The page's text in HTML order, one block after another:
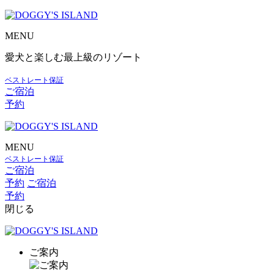
MENU
愛犬と楽しむ最上級のリゾート
ベストレート保証
ご宿泊
予約
MENU
ベストレート保証
ご宿泊
予約 ご宿泊
予約
閉じる
ご案内